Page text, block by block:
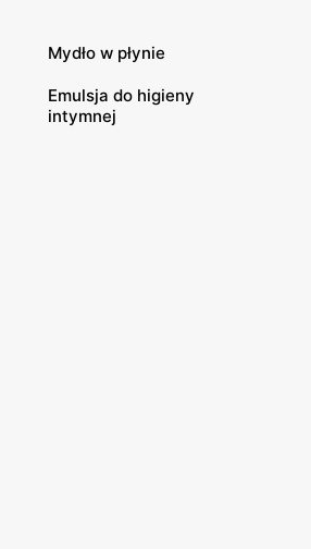
Mydło w płynie
Emulsja do higieny
intymnej